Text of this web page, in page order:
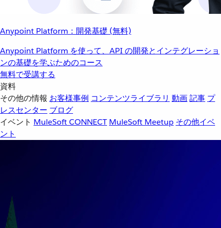
Anypoint Platform：開発基礎 (無料)
Anypoint Platform を使って、API の開発とインテグレーショ
ンの基礎を学ぶためのコース
無料で受講する
資料
その他の情報 お客様事例 コンテンツライブラリ 動画記事 プ
レスセンター ブログ
イベント MuleSoft CONNECT MuleSoft Meetup その他イベ
ント